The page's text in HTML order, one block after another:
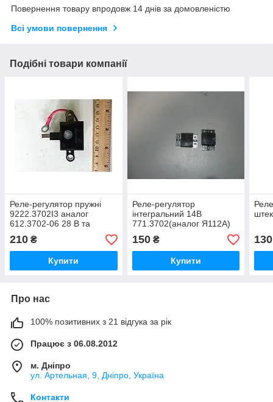
Повернення товару впродовж 14 днів за домовленістю
Всі умови повернення
Подібні товари компанії
Реле-регулятор пружні
9222.3702І3 аналог
612.3702-06 28 В та
Я-222Б
210 ₴
Купити
Реле-регулятор
інтегральний 14В
771.3702(аналог Я112А)
(Вир-во "ЭМИ")
150₴
Купити
130
Про нас
100% позитивних з 21 відгука за рік
Працює з 06.08.2012
м. Дніпро
ул. Артельная, 9, Дніпро, Україна
Контакти